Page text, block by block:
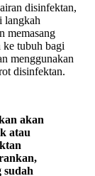
disinfektan,
langkah
memasang
ke tubuh bagi
menggunakan
disinfektan.
akan
atau
sudah